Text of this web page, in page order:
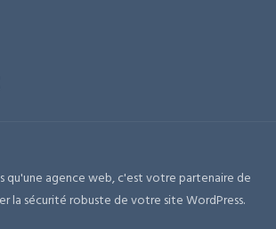
qu'une agence web, c'est votre partenaire de
la sécurité robuste de votre site WordPress.